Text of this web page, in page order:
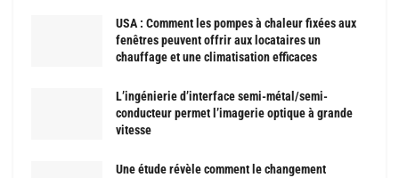
USA : Comment les pompes à chaleur fixées aux
fenêtres peuvent offrir aux locataires un
chauffage et une climatisation efficaces
L’ingénierie d’interface semi-métal/semi-
conducteur permet l’imagerie optique à grande
vitesse
Une étude révèle comment le changement